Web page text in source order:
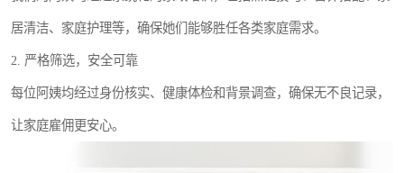
居清洁、家庭护理等，确保她们能够胜任各类家庭需求。
2. 严格筛选，安全可靠
每位阿姨均经过身份核实、健康体检和背景调查，确保无不良记录，
让家庭雇佣更安心。